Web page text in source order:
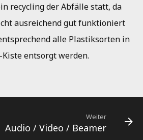
recycling der Abfälle statt, da
ausreichend gut funktioniert
alle Plastiksorten in
entsorgt werden.
Weiter
Audio / Video / Beamer